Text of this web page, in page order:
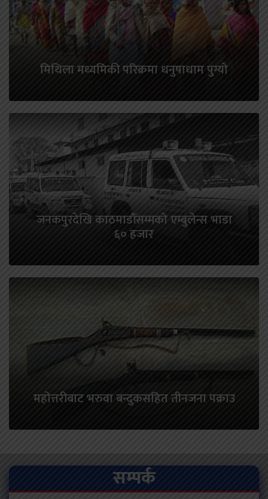
मिथिला मध्यमिकी परिक्रमा धनुषाधाम पुग्यो
जनकपुरदेखि काठमाडौँसम्मको एम्बुलेन्स भाडा
६० हजार
महोत्तरीबाट भरुवा बन्दुकसहित तीनजना पक्राउ
सम्पर्क